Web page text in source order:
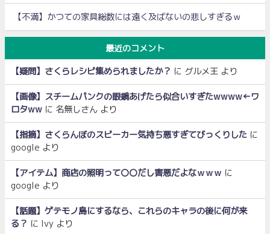
【不満】かつての家具総数には遠く及ばないの悲しすぎるｗ
最近のコメント
【疑問】さくらレシピ集められましたか？ に グルメ王 より
【画像】スチームパンクの眼鏡あげたら似合いすぎたwwww←ワ
ロタww に 名無しさん より
【指摘】さくらんぼのスピーカー気持ち悪すぎてびっくりした に
google より
【アイテム】商店の照明って〇〇だし害悪だよなｗｗｗ に
google より
【話題】ゲテモノ島にするなら、これらのキャラの後に何が来
る？ に Ivy より